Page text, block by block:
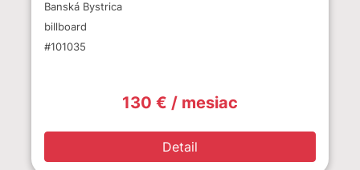
Banská Bystrica
billboard
#101035
130 € / mesiac
Detail